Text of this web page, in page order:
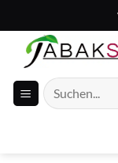
Inhalt
springen
Suche
nach: